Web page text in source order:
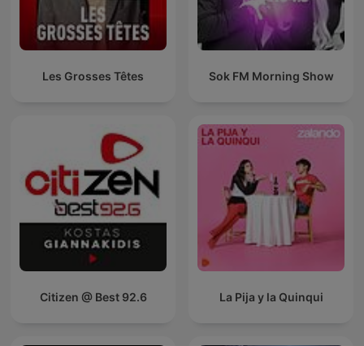
Les Grosses Têtes Sok FM Morning Show
Citizen @ Best 92.6 La Pija y la Quinqui